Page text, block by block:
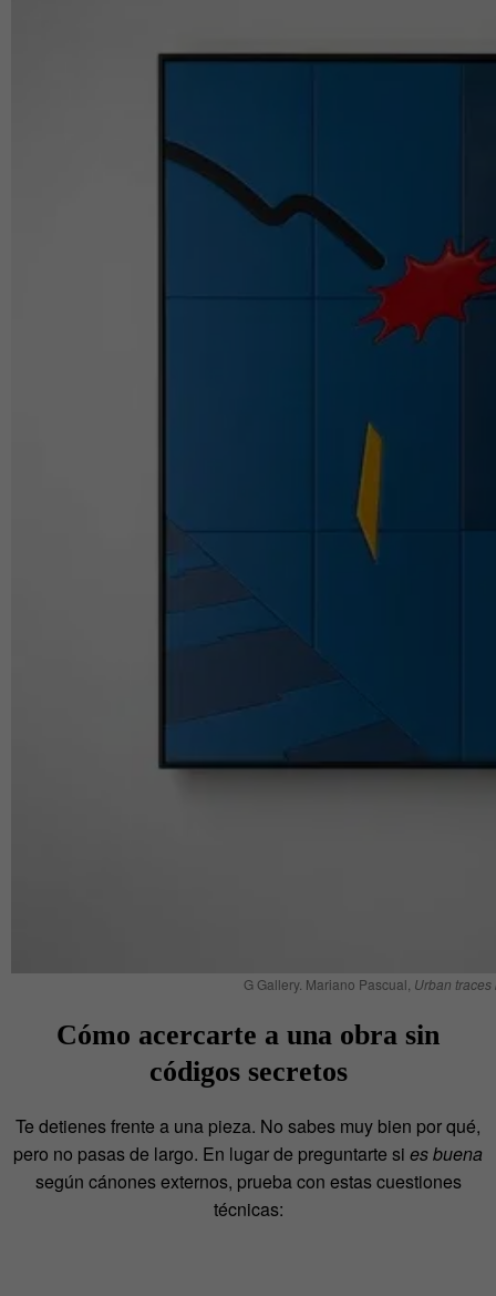
G Gallery. Mariano Pascual, Urban traces
Cómo acercarte a una obra sin
códigos secretos
Te detienes frente a una pieza. No sabes muy bien por qué,
pero no pasas de largo. En lugar de preguntarte si es buena
según cánones externos, prueba con estas cuestiones
técnicas: